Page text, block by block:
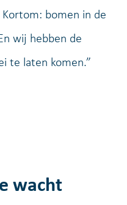
bomen in de
wij hebben de
te laten komen.”
wacht